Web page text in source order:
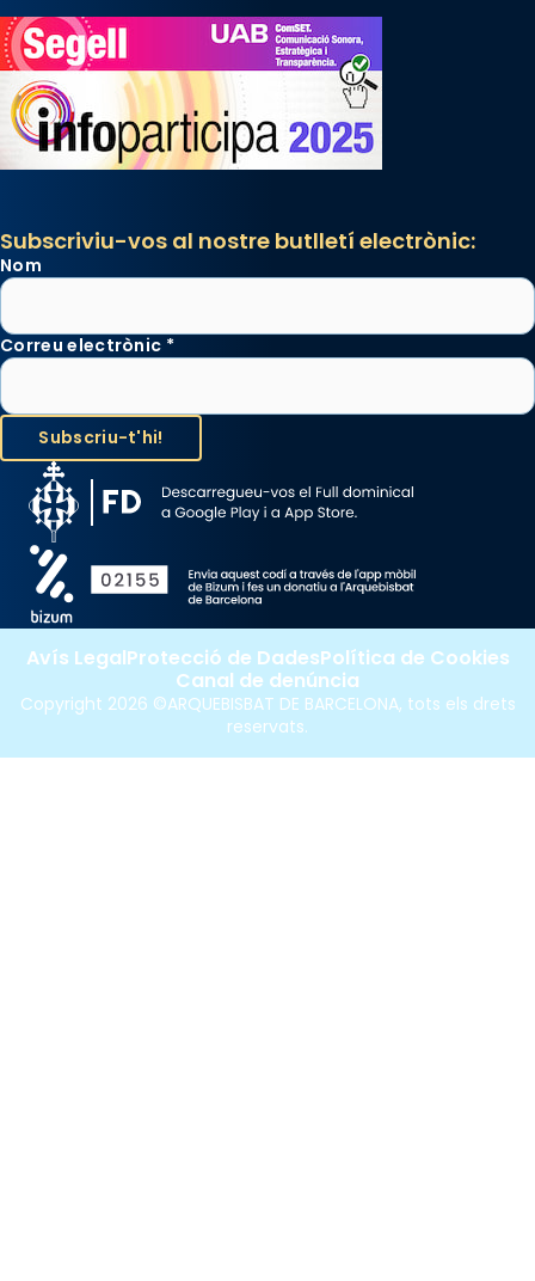
Subscriviu-vos al nostre butlletí electrònic:
Nom
Correu electrònic *
Copyright 2026 ©ARQUEBISBAT DE BARCELONA, tots els drets
reservats.
Avís LegalProtecció de DadesPolítica de Cookies
Canal de denúncia